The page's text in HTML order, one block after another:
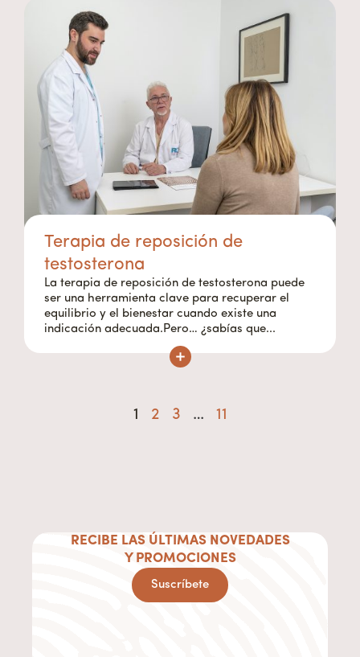
Terapia de reposición de
testosterona
La terapia de reposición de testosterona puede
ser una herramienta clave para recuperar el
equilibrio y el bienestar cuando existe una
indicación adecuada.Pero… ¿sabías que...
1 2 3 … 11
RECIBE LAS ÚLTIMAS NOVEDADES
Y PROMOCIONES
Suscríbete